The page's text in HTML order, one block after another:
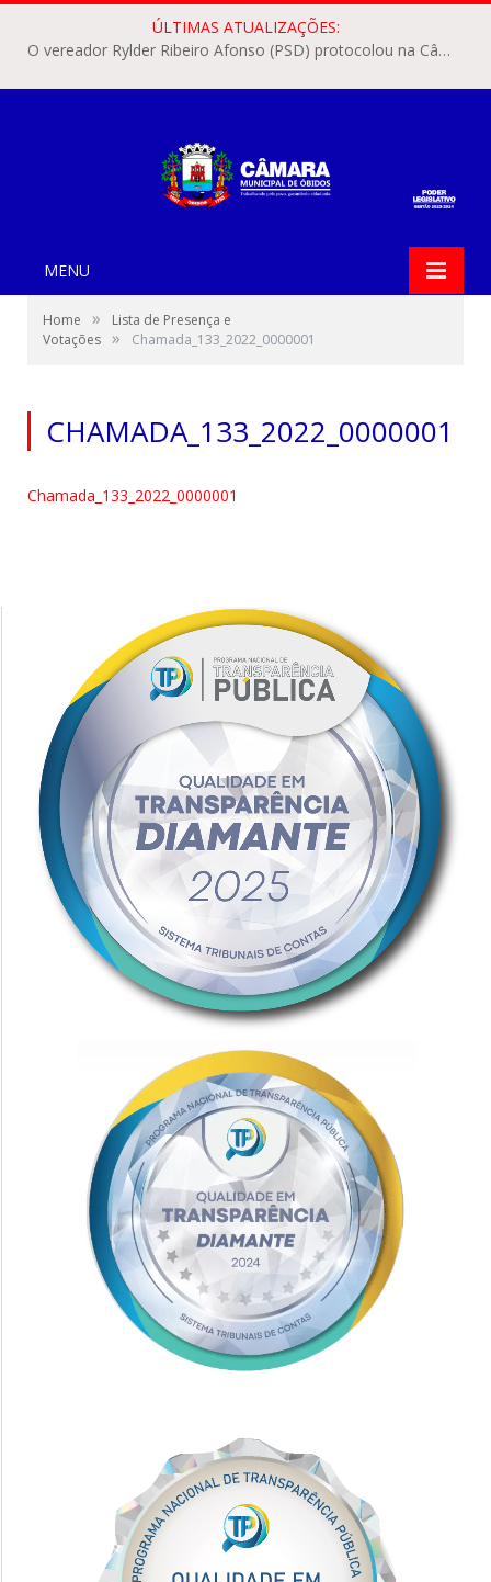
ÚLTIMAS ATUALIZAÇÕES:
O vereador Rylder Ribeiro Afonso (PSD) protocolou na Câmara Municipal de Óbidos o Requerimento nº 346/2026.
MENU
Home »
Lista de Presença e
Votações » Chamada_133_2022_0000001
CHAMADA_133_2022_0000001
Chamada_133_2022_0000001